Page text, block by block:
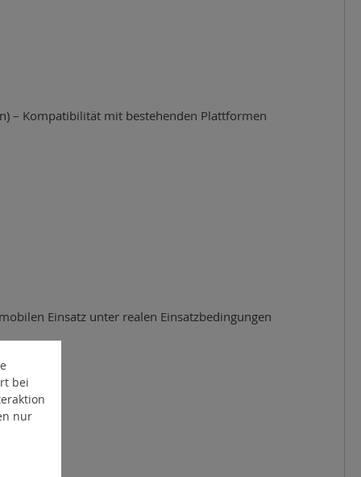
– Kompatibilität mit bestehenden Plattformen
Einsatz unter realen Einsatzbedingungen
bei
nur